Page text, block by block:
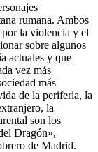
rumana. Ambos
la violencia y el
sobre algunos
actuales y que
vez más
más
de la periferia, la
la
son los
Dragón»,
de Madrid.